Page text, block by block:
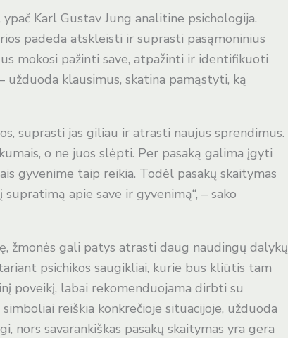
Karl Gustav Jung analitine psichologija.
padeda atskleisti ir suprasti pasąmoninius
mokosi pažinti save, atpažinti ir identifikuoti
užduoda klausimus, skatina pamąstyti, ką
suprasti jas giliau ir atrasti naujus sprendimus.
o ne juos slėpti. Per pasaką galima įgyti
gyvenime taip reikia. Todėl pasakų skaitymas
apie save ir gyvenimą“, – sako
žmonės gali patys atrasti daug naudingų dalykų
psichikos saugikliai, kurie bus kliūtis tam
poveikį, labai rekomenduojama dirbti su
reiškia konkrečioje situacijoje, užduoda
nors savarankiškas pasakų skaitymas yra gera